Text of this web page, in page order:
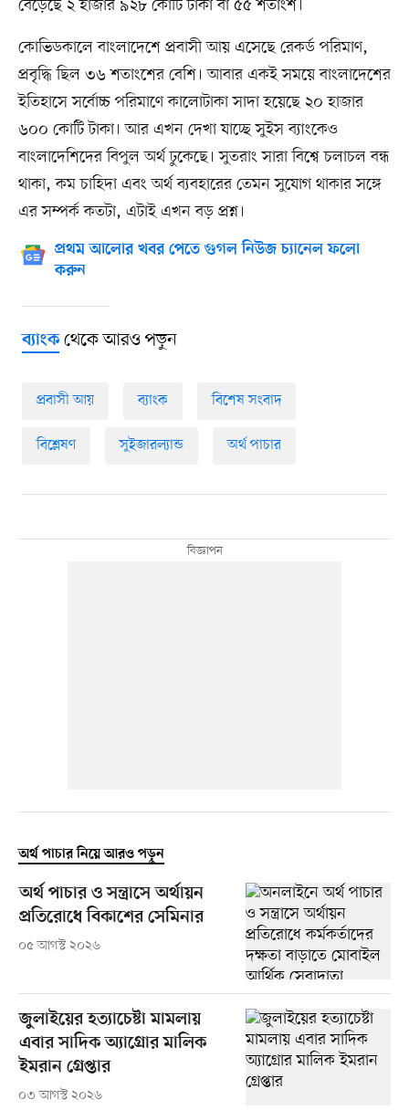
বেড়েছে ২ হাজার ৯২৮ কোটি টাকা বা ৫৫ শতাংশ।
কোভিডকালে বাংলাদেশে প্রবাসী আয় এসেছে রেকর্ড পরিমাণ,
প্রবৃদ্ধি ছিল ৩৬ শতাংশের বেশি। আবার একই সময়ে বাংলাদেশের
ইতিহাসে সর্বোচ্চ পরিমাণে কালোটাকা সাদা হয়েছে ২০ হাজার
৬০০ কোটি টাকা। আর এখন দেখা যাচ্ছে সুইস ব্যাংকেও
বাংলাদেশিদের বিপুল অর্থ ঢুকেছে। সুতরাং সারা বিশ্বে চলাচল বন্ধ
থাকা, কম চাহিদা এবং অর্থ ব্যবহারের তেমন সুযোগ থাকার সঙ্গে
এর সম্পর্ক কতটা, এটাই এখন বড় প্রশ্ন।
প্রথম আলোর খবর পেতে গুগল নিউজ চ্যানেল ফলো
করুন
ব্যাংকথেকে আরও পড়ুন
প্রবাসী আয় ব্যাংক বিশেষ সংবাদ
বিশ্লেষণ সুইজারল্যান্ড অর্থ পাচার
অর্থ পাচার নিয়ে আরও পড়ুন
অর্থ পাচার ও সন্ত্রাসে অর্থায়ন
প্রতিরোধে বিকাশের সেমিনার
০৫ আগস্ট ২০২৬
জুলাইয়ের হত্যাচেষ্টা মামলায়
এবার সাদিক অ্যাগ্রোর মালিক
ইমরান গ্রেপ্তার
০৩ আগস্ট ২০২৬